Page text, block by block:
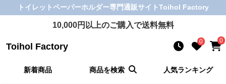
トイレットペーパーホルダー専門通販サイトToihol Factory
10,000円以上のご購入で送料無料
Toihol Factory 0 0
新着商品 商品を検索 人気ランキング